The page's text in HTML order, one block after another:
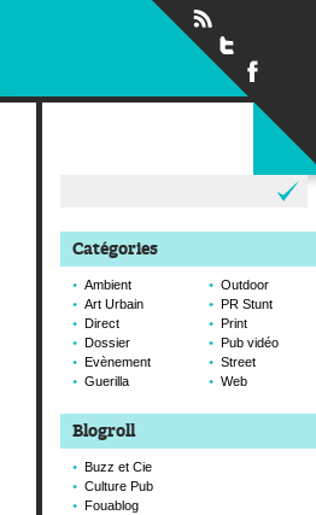
Catégories
Ambient
Art Urbain
Direct
Dossier
Evènement
Guerilla
Outdoor
PR Stunt
Print
Pub vidéo
Street
Web
Blogroll
Buzz et Cie
Culture Pub
Fouablog